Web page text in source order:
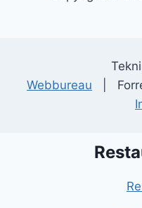
Webbureau |